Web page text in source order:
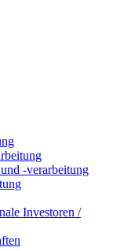
-verarbeitung
Investoren /